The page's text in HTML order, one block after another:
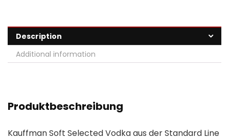
Description
Additional information
Produktbeschreibung
Kauffman Soft Selected Vodka aus der Standard Line